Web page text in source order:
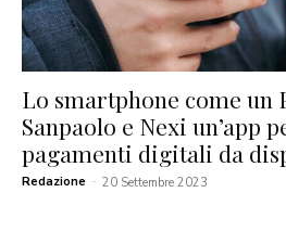
Lo smartphone come un
Sanpaolo e Nexi un’app
pagamenti digitali da
Redazione - 20 Settembre 2023